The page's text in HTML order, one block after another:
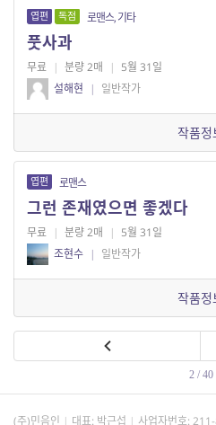
엽편 독점 로맨스, 기타
풋사과
무료 | 분량 2매 | 5월 31일
설해현
| 일반작가
작품정
엽편 로맨스
그런 존재였으면 좋겠다
무료 | 분량 2매 | 5월 31일
조현수 | 일반작가
작품정
2 / 40
(주)민음인 대표: 박근섭 사업자번호: